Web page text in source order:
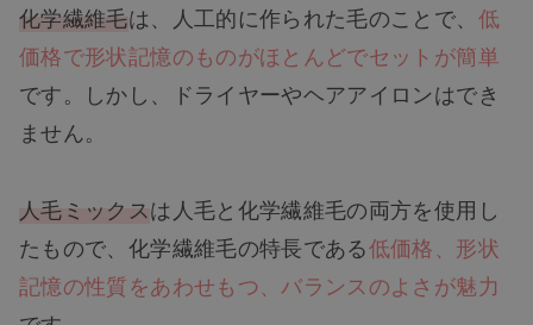
化学繊維毛は、人工的に作られた毛のことで、 低
価格で形状記憶のものがほとんどでセットが簡単
です。しかし、ドライヤーやヘアアイロンはでき
ません。
人毛ミックスは人毛と化学繊維毛の両方を使用し
たもので、化学繊維毛の特長である低価格、形状
記憶の性質をあわせもつ、バランスのよさが魅力